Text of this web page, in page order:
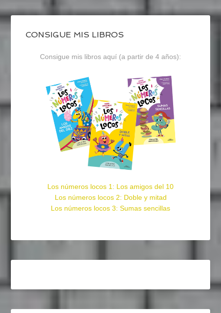
CONSIGUE MIS LIBROS
Consigue mis libros aquí (a partir de 4 años):
Los números locos 1: Los amigos del 10
Los números locos 2: Doble y mitad
Los números locos 3: Sumas sencillas